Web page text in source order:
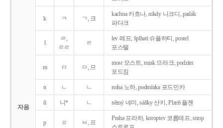
자음
k ㅋ ㄱ, 크
kachna 카흐나, nikdy 니크디, padák
파다크
l
ㄹ,
ㄹㄹ
ㄹ
lev 레프, šplhati 슈플하티, postel
포스텔
m ㅁ ㅁ, 므
most 모스트, mrak 므라크, podzim
포드짐
n ㄴ ㄴ noha 노하, podmínka 포드민카
ň 니* ㄴ němý 네미, sáňky 산키, Plzeň 플젠
p ㅍ ㅂ, 프
Praha 프라하, koroptev 코롭테프, strop